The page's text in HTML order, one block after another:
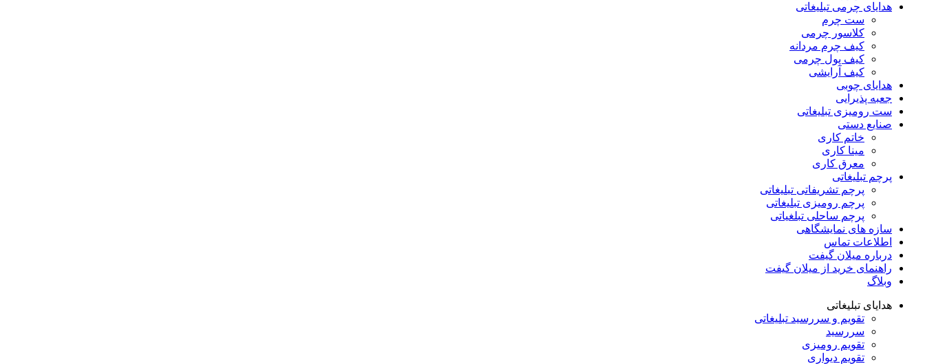
هدایای چرمی تبلیغاتی
ست چرم
کلاسور چرمی
کیف چرم مردانه
کیف پول چرمی
کیف آرایشی
هدایای چوبی
جعبه پذیرایی
ست رومیزی تبلیغاتی
صنایع دستی
خاتم کاری
مینا کاری
معرق کاری
پرچم تبلیغاتی
پرچم تشریفاتی تبلیغاتی
پرچم رومیزی تبلیغاتی
پرچم ساحلی تبلغیاتی
سازه های نمایشگاهی
اطلاعات تماس
درباره میلان گیفت
راهنمای خرید از میلان گیفت
وبلاگ
هدایای تبلیغاتی
تقویم و سررسید تبلیغاتی
سررسید
تقویم رومیزی
تقویم دیواری